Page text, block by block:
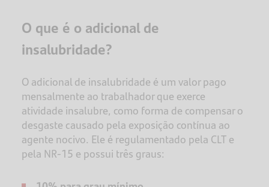
O que é o adicional de
insalubridade?
O adicional de insalubridade é um valor pago
mensalmente ao trabalhador que exerce
atividade insalubre, como forma de compensar o
desgaste causado pela exposição contínua ao
agente nocivo. Ele é regulamentado pela CLT e
pela NR-15 e possui três graus: